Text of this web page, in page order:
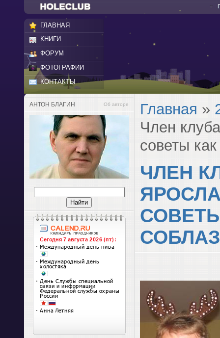
ГЛАВНАЯ
КНИГИ
ФОРУМ
ФОТОГРАФИИ
КОНТАКТЫ
АНТОН БЛАГИН Об авторе Главная »
Член
советы
ЧЛЕН